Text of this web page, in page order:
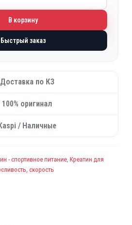
В корзину
Быстрый заказ
Доставка по КЗ
100% оригинал
/ Наличные
- спортивное питание, Креатин для
скорость